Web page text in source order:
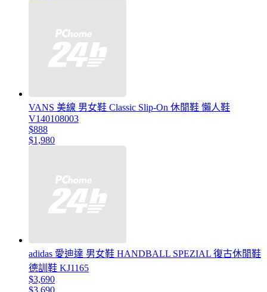
VANS 美線 男女鞋 Classic Slip-On 休閒鞋 懶人鞋
V140108003
$888
$1,980
adidas 愛迪達 男女鞋 HANDBALL SPEZIAL 復古休閒鞋
德訓鞋 KJ1165
$3,690